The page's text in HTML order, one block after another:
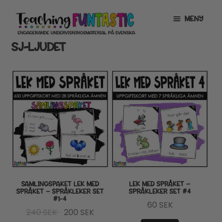
Hoppa
till
navigering
Gå
till
innehåll
MENY
INFO
MITT KONTO
GRATISMATERIAL
EXPANDERA
UNDERMENY
BUTIK
LICENSER
EXPANDERA
UNDERMENY
SJ-LJUDET
SAMLINGSPAKET LEK MED
SPRÅKET – SPRÅKLEKER SET
#1-4
240SEKDet
200 SEKDet
LEK MED SPRÅKET –
SPRÅKLEKER SET #4
60 SEK